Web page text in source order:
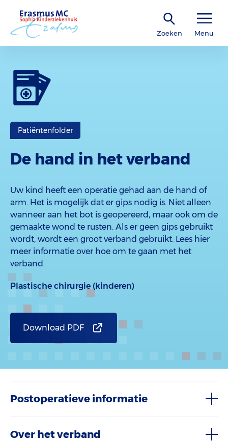
Zoeken Menu
Patiëntenfolder
De hand in het verband
Uw kind heeft een operatie gehad aan de hand of
arm. Het is mogelijk dat er gips nodig is. Niet alleen
wanneer aan het bot is geopereerd, maar ook om de
gemaakte wond te rusten. Als er geen gips gebruikt
wordt, wordt een groot verband gebruikt. Lees hier
meer informatie over hoe om te gaan met het
verband.
Plastische chirurgie (kinderen)
Download PDF
Postoperatieve informatie
Over het verband